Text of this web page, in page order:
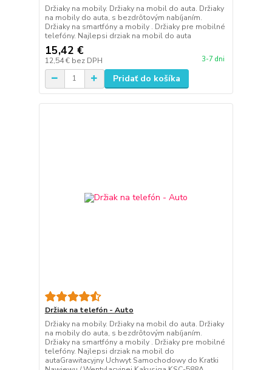
Držiaky na mobily. Držiaky na mobil do auta. Držiaky
na mobily do auta, s bezdrôtovým nabíjaním.
Držiaky na smartfóny a mobily . Držiaky pre mobilné
telefóny. Najlepsi drziak na mobil do auta
15,42 €
12,54 € bez DPH 3-7 dni
Pridať do košíka
Držiak na telefón - Auto
Držiaky na mobily. Držiaky na mobil do auta. Držiaky
na mobily do auta, s bezdrôtovým nabíjaním.
Držiaky na smartfóny a mobily . Držiaky pre mobilné
telefóny. Najlepsi drziak na mobil do
autaGrawitacyjny Uchwyt Samochodowy do Kratki